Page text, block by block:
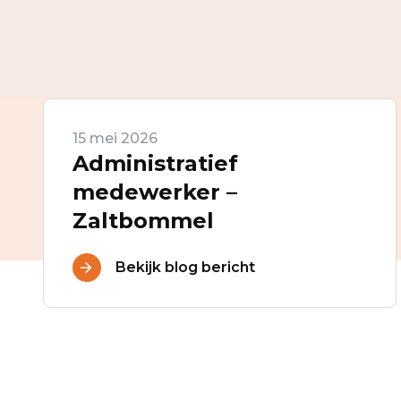
15 mei 2026
Administratief
medewerker –
Zaltbommel
Bekijk blog bericht